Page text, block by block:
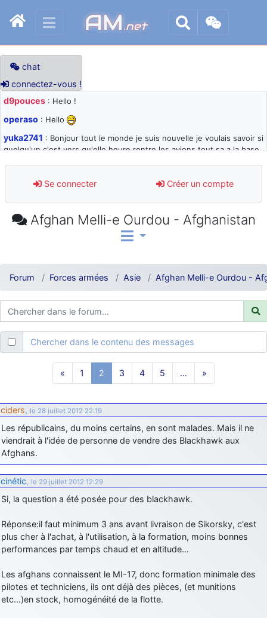
AM.net
chat
connectez-vous !
d9pouces : Hello !
operaso : Hello
yuka2741 : Bonjour tout le monde je suis nouvelle je voulais savoir si
quelqu'un c'est vers qu'elle heure rentre les avions tout sa a la base
d9pouces: désolé pour les quelques blocages du site ces derniers
jours : je teste des méthodes contre le spam et les bots trop nocifs
paxwax : Super, la nouvelle bannière
d9pouces : ouakamois > si tu parles du sujet sur l'Armée de l'Air,
moi et quelques avions n'ont pas les mêmes noms qu'aujourd'hui
ouakamois
quelques images du Pays Basque vous auront plu ; Agur…
: Je me rattraperai à la Ferté samedi
: Malheureusement nonun peu trop loin pour moi !
fox_50: Bonjour, certains parmis vous étaient-ils présent au
meeting de Lann Bihoué de 2026 ?
cachée dans les pins: Coucou et excellente année 2026 à tous et
au site!
jericho: Bonne année et tous mes meilleurs voeux à tous pour
2026 !
année!
jericho: Merci D9pouces, à mon tour de souhaiter un Joyeux Noël
et de bonnes fêtes de fin d'année.
d9pouces: Joyeux Noël à tous !
d9pouces
: mais tu peux tenter l'un des rares lycées militaires
comme le Prytanée dans la Sarthe, ça ne peut pas faire de mal !
d9pouces: C'est plutôt après le lycée, voire après une prépa
Se connecter Créer un compte
Afghan Melli-e Ourdou - Afghanistan
Forum Forces armées Asie Afghan Melli-e Ourdou -
Chercher dans le contenu des messages
« 1 2 3 4 5 … »
ciders, le 28 juillet 2012 22:19
Les républicains, du moins certains, en sont malades. Mais il ne
viendrait à l'idée de personne de vendre des Blackhawk aux
Afghans.
cinétic, le 29 juillet 2012 12:29
Si, la question a été posée pour des blackhawk.
Réponse:il faut minimum 3 ans avant livraison de Sikorsky, c'est
plus cher à l'achat, à l'utilisation, à la formation, moins bonnes
performances par temps chaud et en altitude…
Les afghans connaissent le MI-17, donc formation minimale des
pilotes et techniciens, ils ont déjà des pièces, (et munitions
etc…)en stock, homogénéité de la flotte.